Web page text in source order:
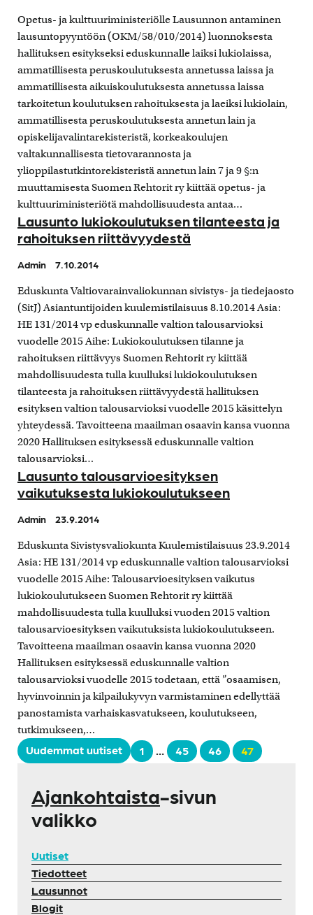
Opetus- ja kulttuuriministeriölle Lausunnon antaminen
lausuntopyyntöön (OKM/58/010/2014) luonnoksesta
hallituksen esitykseksi eduskunnalle laiksi lukiolaissa,
ammatillisesta peruskoulutuksesta annetussa laissa ja
ammatillisesta aikuiskoulutuksesta annetussa laissa
tarkoitetun koulutuksen rahoituksesta ja laeiksi lukiolain,
ammatillisesta peruskoulutuksesta annetun lain ja
opiskelijavalintarekisteristä, korkeakoulujen
valtakunnallisesta tietovarannosta ja
ylioppilastutkintorekisteristä annetun lain 7 ja 9 §:n
muuttamisesta Suomen Rehtorit ry kiittää opetus- ja
kulttuuriministeriötä mahdollisuudesta antaa…
Lausunto lukiokoulutuksen tilanteesta ja
rahoituksen riittävyydestä
Admin 7.10.2014
Eduskunta Valtiovarainvaliokunnan sivistys- ja tiedejaosto
(SitJ) Asiantuntijoiden kuulemistilaisuus 8.10.2014 Asia:
HE 131/2014 vp eduskunnalle valtion talousarvioksi
vuodelle 2015 Aihe: Lukiokoulutuksen tilanne ja
rahoituksen riittävyys Suomen Rehtorit ry kiittää
mahdollisuudesta tulla kuulluksi lukiokoulutuksen
tilanteesta ja rahoituksen riittävyydestä hallituksen
esityksen valtion talousarvioksi vuodelle 2015 käsittelyn
yhteydessä. Tavoitteena maailman osaavin kansa vuonna
2020 Hallituksen esityksessä eduskunnalle valtion
talousarvioksi…
Lausunto talousarvioesityksen
vaikutuksesta lukiokoulutukseen
Admin 23.9.2014
Eduskunta Sivistysvaliokunta Kuulemistilaisuus 23.9.2014
Asia: HE 131/2014 vp eduskunnalle valtion talousarvioksi
vuodelle 2015 Aihe: Talousarvioesityksen vaikutus
lukiokoulutukseen Suomen Rehtorit ry kiittää
mahdollisuudesta tulla kuulluksi vuoden 2015 valtion
talousarvioesityksen vaikutuksista lukiokoulutukseen.
Tavoitteena maailman osaavin kansa vuonna 2020
Hallituksen esityksessä eduskunnalle valtion
talousarvioksi vuodelle 2015 todetaan, että ”osaamisen,
hyvinvoinnin ja kilpailukyvyn varmistaminen edellyttää
panostamista varhaiskasvatukseen, koulutukseen,
tutkimukseen,…
Uudemmat uutiset 1 … 45 46 47
Ajankohtaista-sivun
valikko
Uutiset
Tiedotteet
Lausunnot
Blogit